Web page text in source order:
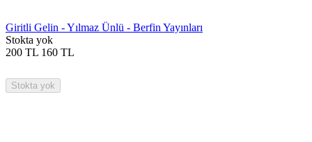
Giritli Gelin - Yılmaz Ünlü - Berfin Yayınları
Stokta yok
200 TL 160 TL
Stokta yok